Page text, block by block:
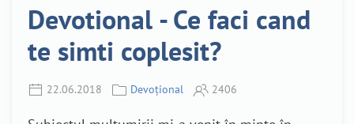
Devotional - Ce faci cand
te simti coplesit?
22.06.2018 Devoțional 2406